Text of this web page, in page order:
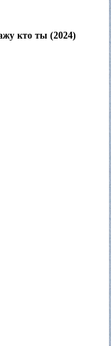
кто ты (2024)